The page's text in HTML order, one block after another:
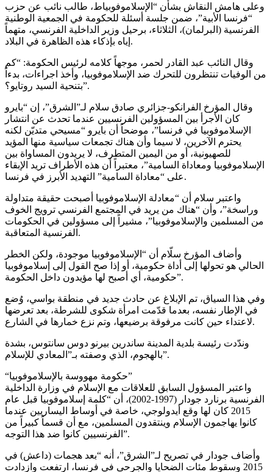
وعلى هامش النقاش بشأن “الإسلاموفوبياط، طالب نائب عن حزب
“فرنسا الأبية”، ضمن جلسة أسئلة للحكومة في الجمعية الوطنية
الفرنسية (البرلمان)، الثلاثاء، برحيل وزير الداخلية الفرنسي، متهماً
إياه بإذكاء هذه الظاهرة في البلاد.
وقال النائب عبد القادر لحمر، موجهاً كلامه لرئيس الحكومة: “كم
من الوفيات تنتظرون للتحرك ضد الإسلاموفوبيا، وأخذ اجراءات، بدءاً
بتنحية السيد روتايو؟”.
وقال المؤرخ الفرانكو-جزائري صادق سلام لـ”الشرق”، إن “بايرو
كان الأجرأ بين المسؤولين الفرنسيين عندما تحدث عن انتشار
الإسلاموفوبيا في فرنسا”، موضحاً أن بايرو “مسيحي متديّن لكنه
يحترم الآخرين، لا سيما وأن هناك تجمعات سياسية منها المؤيد
للصهيونية، أو من اليمين المتطرف، لا يريدون المساواة بين
الإسلاموفوبيا ومعاداة السامية”، معتبراً أن هذه الأطراف تريد الإبقاء
على “معاداة السامية” التهديد الأبرز في فرنسا.
واعتبر سلام أن “معادلة الإسلاموفوبيا أصبحت حقيقة متداولة
وراسخة”، وأن “هناك من يريد في المجتمع الفرنسي ترويج الخوف
من المسلمين والإسلاموفوبيا”، مشيراً إلى مسؤولين في الحكومات
الفرنسية المتعاقبة.
وأضاف المؤرخ سلّام أن “الإسلاموفوبيا موجودة، ولكن الخطر
الحالي هو تحولها إلى أداة حكومية، أو إذا صح القول إلى إسلاموفوبيا
حكومية، أي أصبح لها مؤيدون داخل الحكومة”.
وفي هذا السياق، تم الإبلاغ عن حادث جديد في منطقة بواسي، وُضع
في الإطار نفسه، بعدما قدّمت امرأة شكوى للشرطة، بعد تعرضها
لاعتداء حين كانت مرفوقة برضيعها، وتم نزع خمارها في الشارع.
وندّدت رئيسة بلدية المدينة ساندرين بيرنو دوس سانتوس، بشدة
بالهجوم، الذي وصفته بـ”المعادي للإسلام”.
“حكومة مهووسة بالإسلاموفوبيا”
واعتبر المسؤول السابق للعلاقات مع الإسلام في وزارة الداخلية
الفرنسية برنارد جودار (1997-2002)، أن “كلمة إسلاموفوبيا قبل عام
2015 كان لها وقع أيدولوجي، خاصة في أوساط اليساريين عندما
كانوا يهاجمون الإسلام وينتقدون المسلمين، مع أن قسماً كبيراً من
الفرنسيين كانوا ضد هذا التوجه”.
وأضاف جودار في تصريح لـ”الشرق”، أنه “بعد هجمات (داعش) في
2015 وسقوط مئات الضحايا والجرحى في فرنسا، ارتفعت وازدادت